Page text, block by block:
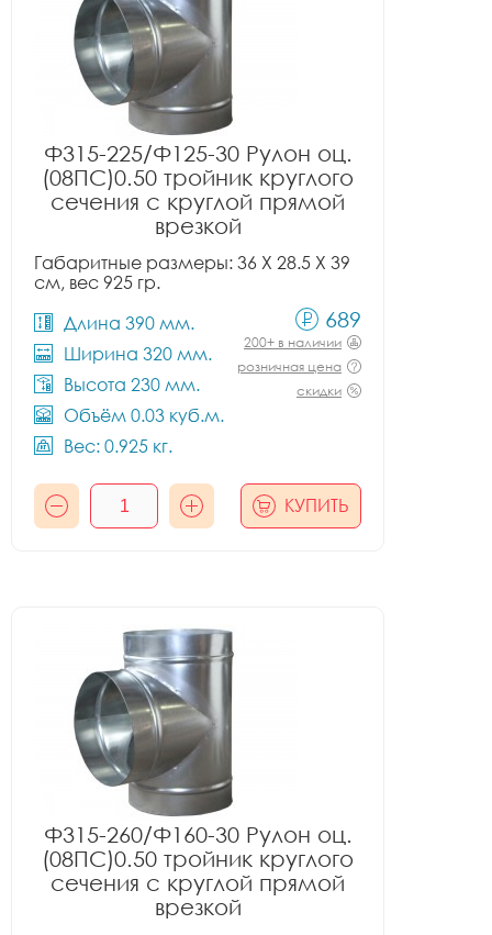
Ф315-225/Ф125-30 Рулон оц.
(08ПС)0.50 тройник круглого
сечения с круглой прямой
врезкой
Габаритные размеры: 36 X 28.5 X 39
см, вес 925 гр.
Длина 390 мм.
Ширина 320 мм.
Высота 230 мм.
Объём 0.03 куб.м.
Вес: 0.925 кг.
689
200+ в наличии
розничная цена
скидки
КУПИТЬ
Ф315-260/Ф160-30 Рулон оц.
(08ПС)0.50 тройник круглого
сечения с круглой прямой
врезкой